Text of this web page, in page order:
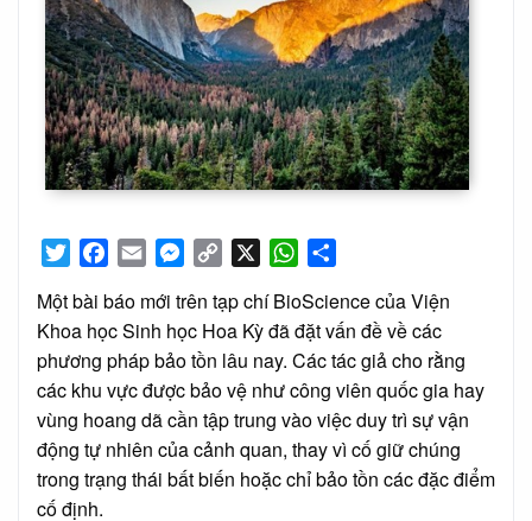
TwitterFacebook
Email Messenger
Copy
WhatsApp
Một bài báo mới trên tạp chí BioScience của Viện
Khoa học Sinh học Hoa Kỳ đã đặt vấn đề về các
phương pháp bảo tồn lâu nay. Các tác giả cho rằng
các khu vực được bảo vệ như công viên quốc gia hay
vùng hoang dã cần tập trung vào việc duy trì sự vận
động tự nhiên của cảnh quan, thay vì cố giữ chúng
trong trạng thái bất biến hoặc chỉ bảo tồn các đặc điểm
cố định.